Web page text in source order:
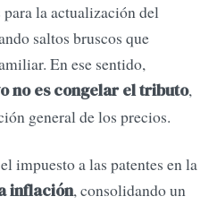
la actualización del
saltos bruscos que
En ese sentido,
no es congelar el tributo,
general de los precios.
impuesto a las patentes en la
inflación, consolidando un